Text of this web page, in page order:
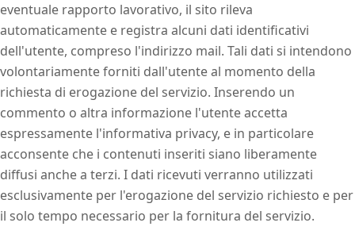
eventuale rapporto lavorativo, il sito rileva
automaticamente e registra alcuni dati identificativi
dell'utente, compreso l'indirizzo mail. Tali dati si intendono
volontariamente forniti dall'utente al momento della
richiesta di erogazione del servizio. Inserendo un
commento o altra informazione l'utente accetta
espressamente l'informativa privacy, e in particolare
acconsente che i contenuti inseriti siano liberamente
diffusi anche a terzi. I dati ricevuti verranno utilizzati
esclusivamente per l'erogazione del servizio richiesto e per
il solo tempo necessario per la fornitura del servizio.